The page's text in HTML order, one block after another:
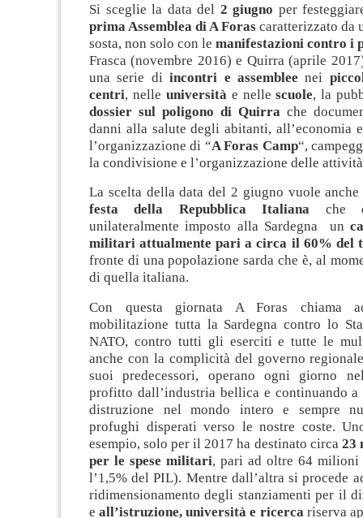
Si sceglie la data del 2 giugno per
prima Assemblea di A Foras caratterizzato da
sosta, non solo con le manifestazioni contro i
Frasca (novembre 2016) e Quirra (aprile
una serie diincontri e assemblee nei
centri, nelle universitàe nellescuole, la
dossier sul poligono di Quirra che
danni alla salute degli abitanti, all’economia
l’organizzazione di “A Foras Camp“,
la condivisione e l’organizzazione delle
La scelta della data del 2 giugno vuole
festa della Repubblica Italiana che
unilateralmente imposto alla Sardegna un
militari attualmente pari a circa il 60% del
fronte di una popolazione sarda che è, al
di quella italiana.
Con questa giornata A Foras chiama
mobilitazione tutta la Sardegna contro lo
NATO, contro tutti gli eserciti e tutte le
anche con la complicità del governo
suoi predecessori, operano ogni giorno
profitto dall’industria bellica e continuando a
distruzione nel mondo intero e sempre
profughi disperati verso le nostre coste.
esempio, solo per il 2017 ha destinato circa 23
per le spese militari, pari ad oltre 64
l’1,5% del PIL). Mentre dall’altra si procede
ridimensionamento degli stanziamenti per il
eall’istruzione, università e ricerca riserva